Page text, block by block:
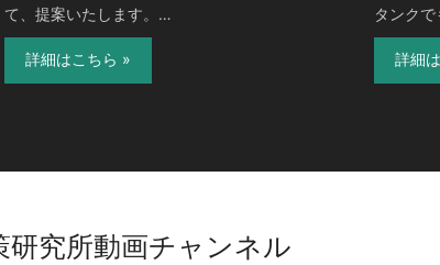
て、提案いたします。…
詳細はこちら »
タンク
詳細
研究所動画チャンネル